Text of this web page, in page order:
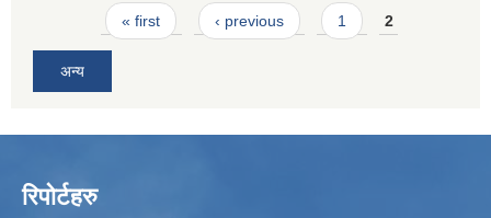
Pages« first ‹ previous 1 2
अन्य
रिपोर्टहरु